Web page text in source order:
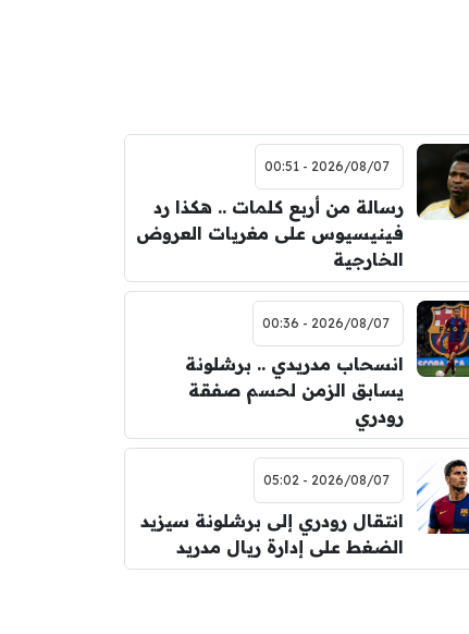
2026/08/07 - 00:51
رسالة من أربع كلمات .. هكذا رد
فينيسيوس على مغريات العروض
الخارجية
2026/08/07 - 00:36
انسحاب مدريدي .. برشلونة
يسابق الزمن لحسم صفقة
رودري
2026/08/07 - 05:02
انتقال رودري إلى برشلونة سيزيد
الضغط على إدارة ريال مدريد